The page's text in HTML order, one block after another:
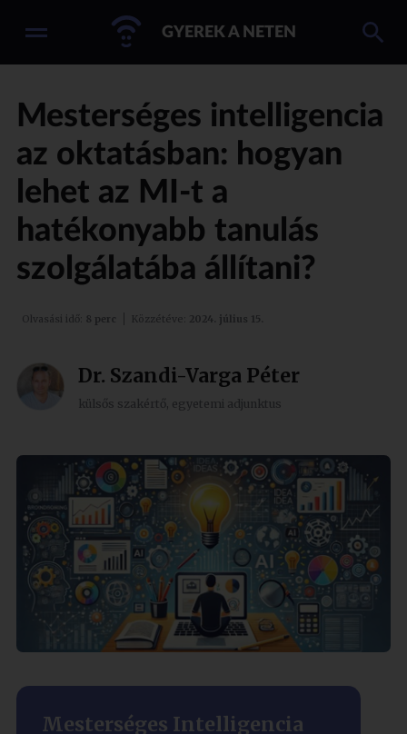
GYEREK A NETEN
Mesterséges intelligencia
az oktatásban: hogyan
lehet az MI-t a
hatékonyabb tanulás
szolgálatába állítani?
Dr. Szandi-Varga Péter
külsős szakértő, egyetemi adjunktus
Olvasási idő: 8 perc Közzétéve: 2024. július 15.
Mesterséges Intelligencia